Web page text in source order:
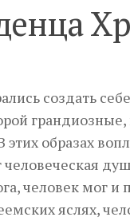
создать
образах
человек мог и
яслях,